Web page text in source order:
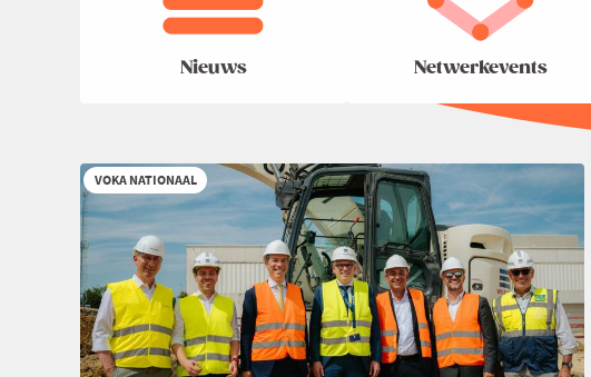
Nieuws Netwerkevents
VOKA NATIONAAL